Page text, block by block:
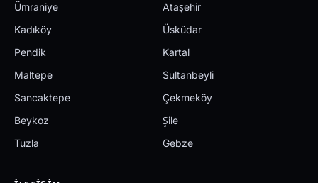
Ümraniye
Ataşehir
Kadıköy
Üsküdar
Pendik
Kartal
Maltepe
Sultanbeyli
Sancaktepe
Çekmeköy
Beykoz
Şile
Tuzla
Gebze